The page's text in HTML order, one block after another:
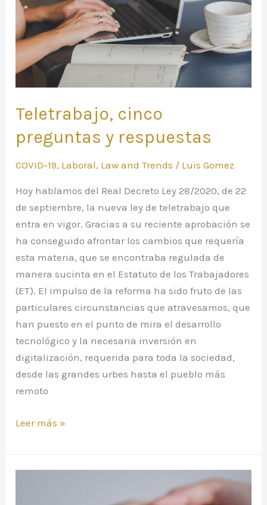
Teletrabajo, cinco
preguntas y respuestas
COVID-19, Laboral, Law and Trends / Luis Gomez
Hoy hablamos del Real Decreto Ley 28/2020, de 22
de septiembre, la nueva ley de teletrabajo que
entra en vigor. Gracias a su reciente aprobación se
ha conseguido afrontar los cambios que requería
esta materia, que se encontraba regulada de
manera sucinta en el Estatuto de los Trabajadores
(ET). El impulso de la reforma ha sido fruto de las
particulares circunstancias que atravesamos, que
han puesto en el punto de mira el desarrollo
tecnológico y la necesaria inversión en
digitalización, requerida para toda la sociedad,
desde las grandes urbes hasta el pueblo más
remoto
Leer más »